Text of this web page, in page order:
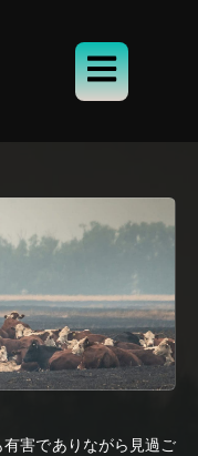
害でありながら見過ご